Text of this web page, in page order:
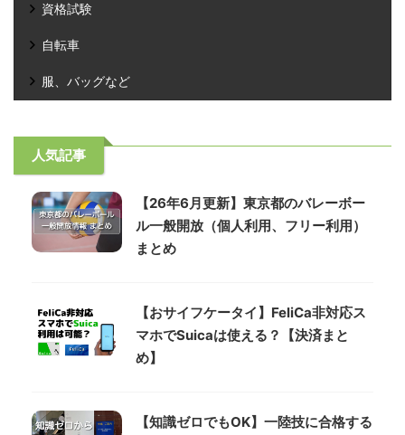
資格試験
自転車
服、バッグなど
人気記事
【26年6月更新】東京都のバレーボー
ル一般開放（個人利用、フリー利用）
まとめ
【おサイフケータイ】FeliCa非対応ス
マホでSuicaは使える？【決済まと
め】
【知識ゼロでもOK】一陸技に合格する